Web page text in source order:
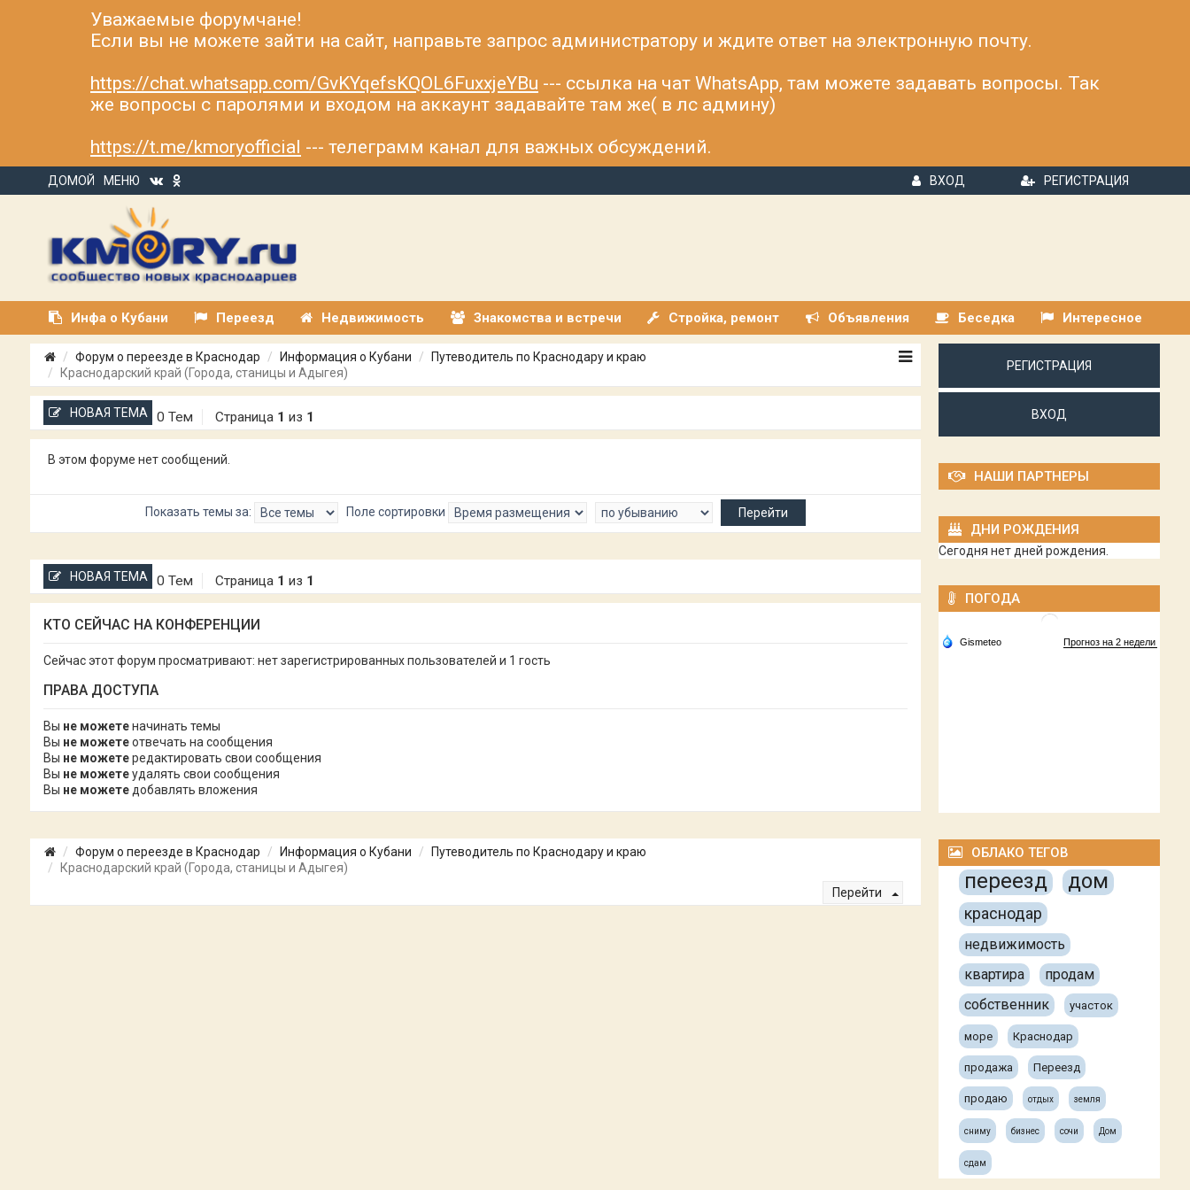
Уважаемые форумчане!
Если вы не можете зайти на сайт, направьте запрос администратору и ждите ответ на электронную почту.
https://chat.whatsapp.com/GvKYqefsKQOL6FuxxjeYBu --- ссылка на чат WhatsApp, там можете задавать вопросы. Так
же вопросы с паролями и входом на аккаунт задавайте там же( в лс админу)
https://t.me/kmoryofficial --- телеграмм канал для важных обсуждений.
ДОМОЙ МЕНЮ ВХОД РЕГИСТРАЦИЯ
Инфа о Кубани Переезд Недвижимость Знакомства и встречи Стройка, ремонт Объявления Беседка Интересное
Форум о переезде в Краснодар Информация о Кубани
Путеводитель по Краснодару и краю
Краснодарский край (Города, станицы и Адыгея)
НОВАЯ ТЕМА 0 Тем Страница 1 из 1
В этом форуме нет сообщений.
Показать темы за: Поле сортировки
НОВАЯ ТЕМА 0 Тем Страница 1 из 1
КТО СЕЙЧАС НА КОНФЕРЕНЦИИ
Сейчас этот форум просматривают: нет зарегистрированных пользователей и 1 гость
ПРАВА ДОСТУПА
Вы не можетеначинать темы
Вы не можетеотвечать на сообщения
Вы не можетередактировать свои сообщения
Вы не можетеудалять свои сообщения
Вы не можетедобавлять вложения
Форум о переезде в Краснодар Информация о Кубани
Путеводитель по Краснодару и краю
Краснодарский край (Города, станицы и Адыгея)
Перейти
РЕГИСТРАЦИЯ
ВХОД
НАШИ ПАРТНЕРЫ
ДНИ РОЖДЕНИЯ
Сегодня нет дней рождения.
ПОГОДА
ОБЛАКО ТЕГОВ
переезд дом
краснодар
недвижимость
квартира
продам
собственник
участок
море Краснодар
продажа Переезд
продаю отдых земля
сниму бизнес сочи Дом
сдам